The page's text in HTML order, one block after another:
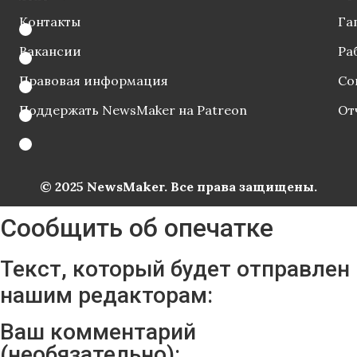
Контакты
Вакансии
Правовая информация
Поддержать NewsMaker на Patreon
© 2025 NewsMaker. Все права защищены.
Сообщить об опечатке
Текст, который будет отправлен
нашим редакторам:
Ваш комментарий